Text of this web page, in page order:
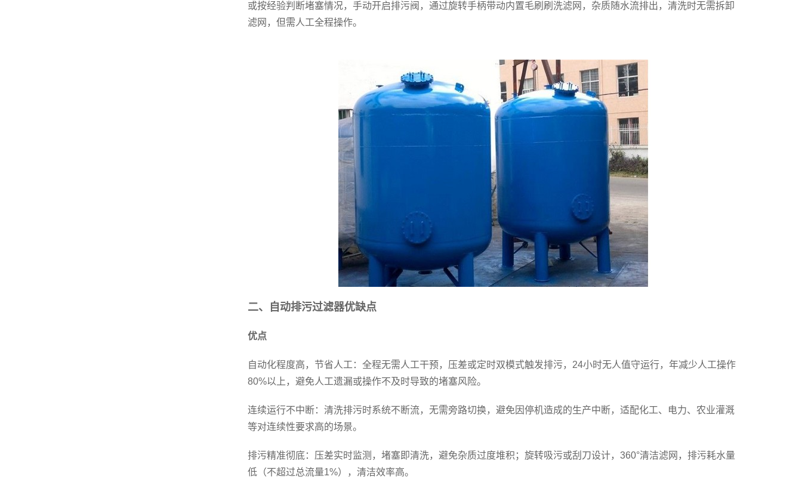
或按经验判断堵塞情况，手动开启排污阀，通过旋转手柄带动内置毛刷刷洗滤网，杂质随水流排出，清洗时无需拆卸
滤网，但需人工全程操作。
二、自动排污过滤器优缺点
优点
自动化程度高，节省人工：全程无需人工干预，压差或定时双模式触发排污，24小时无人值守运行，年减少人工操作
80%以上，避免人工遗漏或操作不及时导致的堵塞风险。
连续运行不中断：清洗排污时系统不断流，无需旁路切换，避免因停机造成的生产中断，适配化工、电力、农业灌溉
等对连续性要求高的场景。
排污精准彻底：压差实时监测，堵塞即清洗，避免杂质过度堆积；旋转吸污或刮刀设计，360°清洁滤网，排污耗水量
低（不超过总流量1%），清洁效率高。